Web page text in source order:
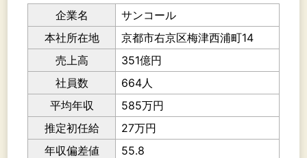
企業名
サンコール
本社所在地
京都市右京区梅津西浦町14
売上高
351億円
社員数
664人
平均年収
585万円
推定初任給
27万円
年収偏差値
55.8